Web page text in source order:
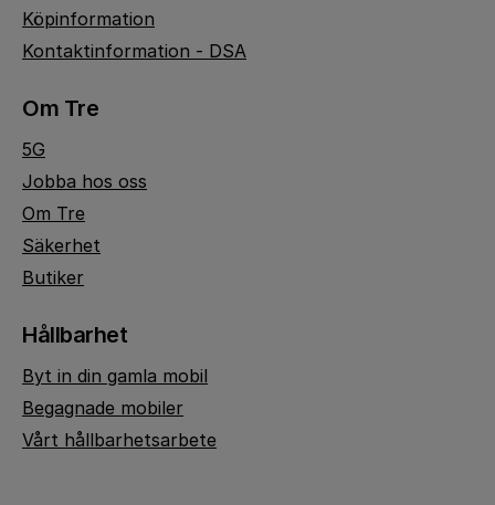
Köpinformation
Kontaktinformation - DSA
Om Tre
5G
Jobba hos oss
Om Tre
Säkerhet
Butiker
Hållbarhet
Byt in din gamla mobil
Begagnade mobiler
Vårt hållbarhetsarbete